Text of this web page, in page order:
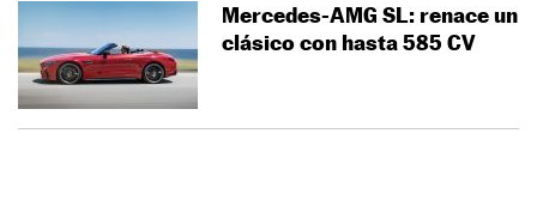
Mercedes-AMG SL: renace un
clásico con hasta 585 CV